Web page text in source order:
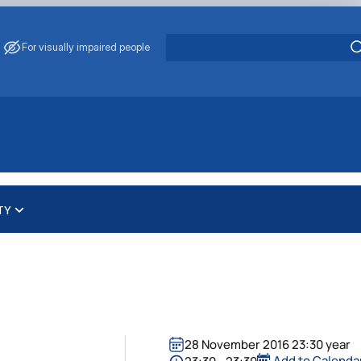
For visually impaired people
комісії
"Ветмедсервіс"
"Ветмедсервіс"
28 November 2016 23:30 year